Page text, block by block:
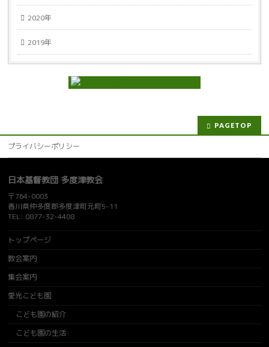
2020年
2019年
PAGETOP
プライバシーポリシー
日本基督教団 多度津教会
〒764-0003
香川県仲多度郡多度津町元町5-11
TEL: 0877-32-4408
トップページ
教会案内
集会案内
愛光こども園
こども園の紹介
こども園の生活